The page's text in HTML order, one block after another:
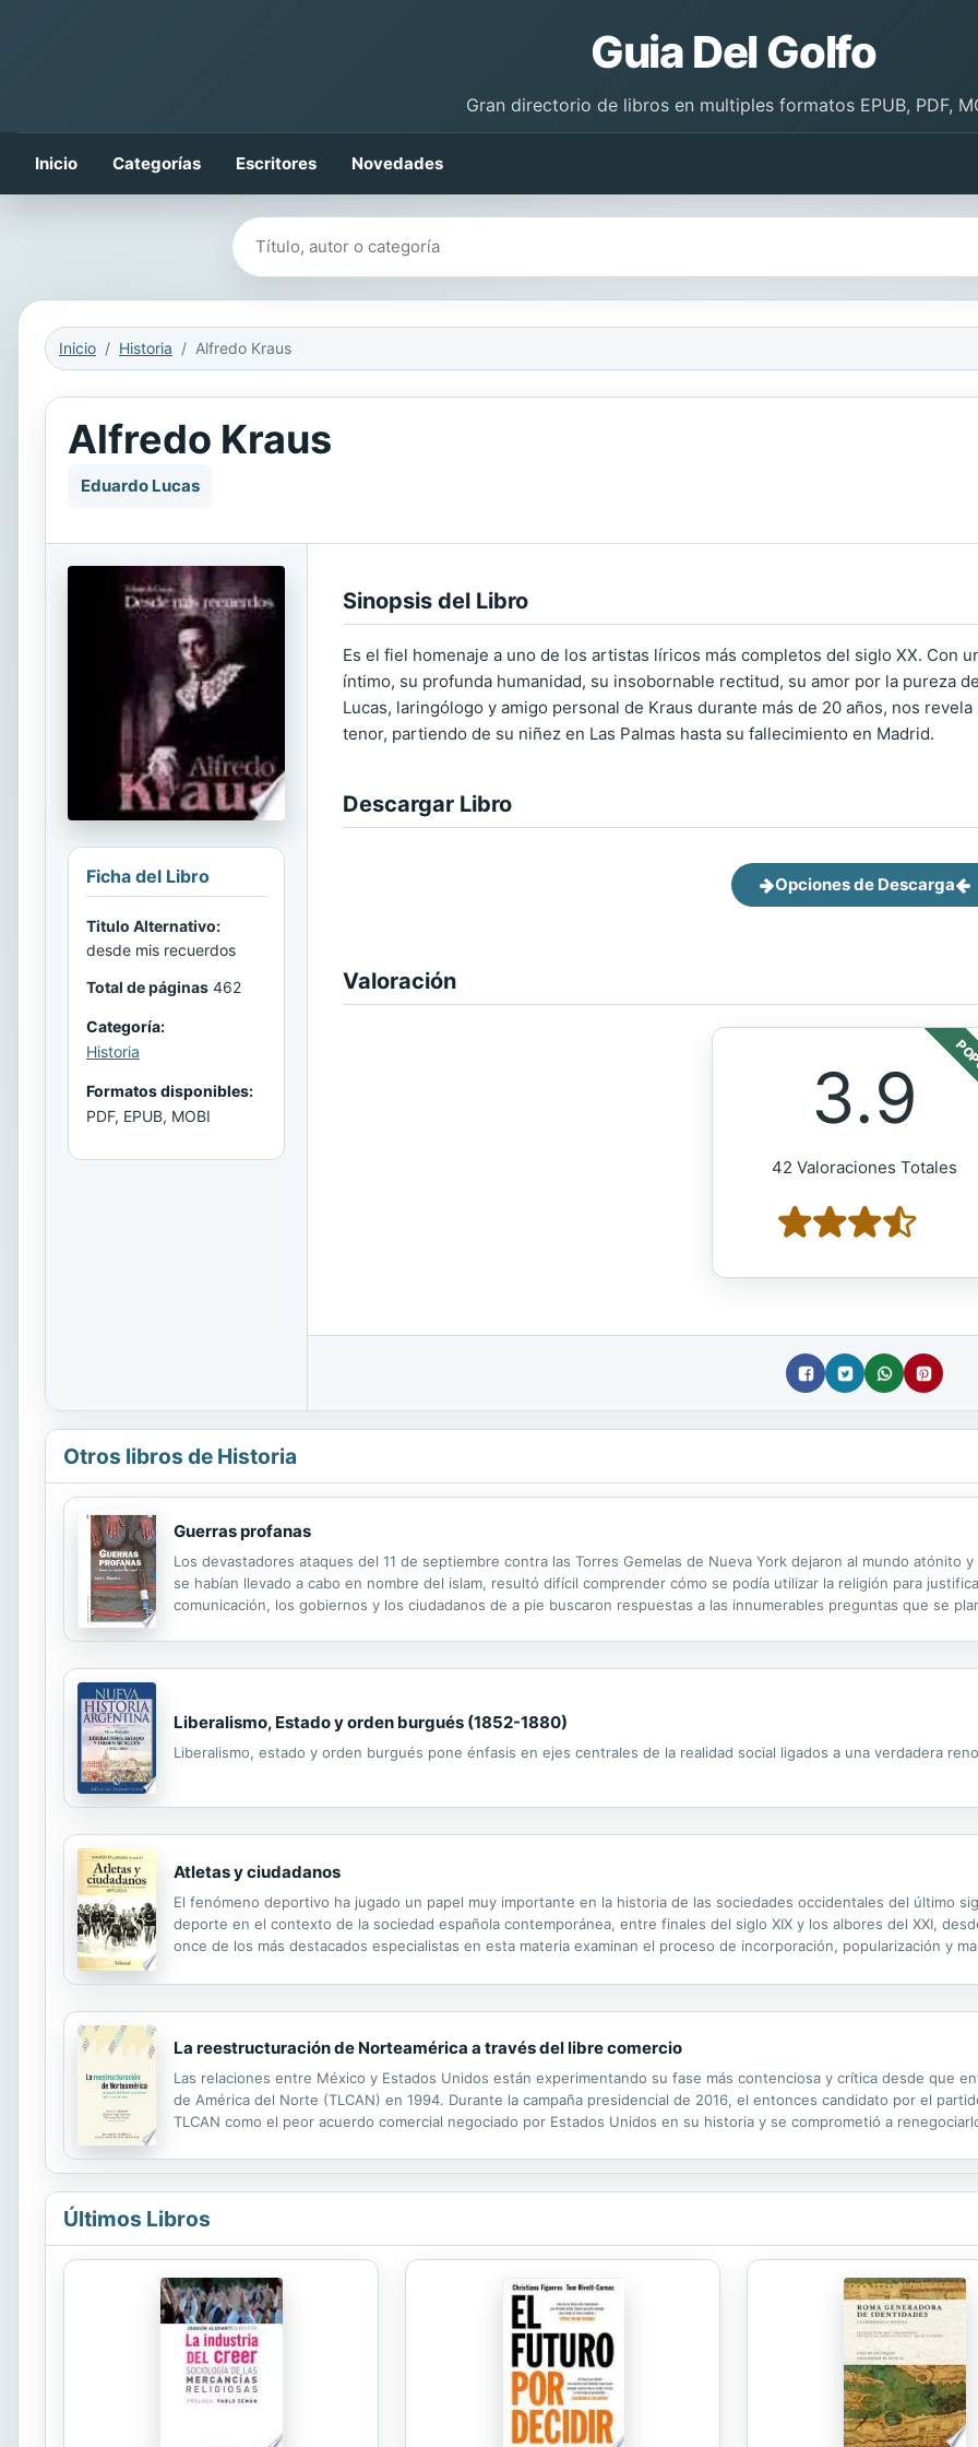
Guia Del Golfo
Gran directorio de libros en multiples formatos EPUB, PDF,
Inicio Categorías Escritores Novedades
Buscar libros
Inicio Historia Alfredo Kraus
Alfredo Kraus
Eduardo Lucas
Ficha del Libro
Titulo Alternativo:
desde mis recuerdos
Total de páginas 462
Categoría:
Historia
Formatos disponibles:
PDF, EPUB, MOBI
Sinopsis del Libro
Es el fiel homenaje a uno de los artistas líricos más completos del siglo XX. Con
íntimo, su profunda humanidad, su insobornable rectitud, su amor por la pureza
Lucas, laringólogo y amigo personal de Kraus durante más de 20 años, nos
tenor, partiendo de su niñez en Las Palmas hasta su fallecimiento en Madrid.
Descargar Libro
Opciones de Descarga
Valoración
3.9
42 Valoraciones Totales
Otros libros de Historia
Guerras profanas
Los devastadores ataques del 11 de septiembre contra las Torres Gemelas de Nueva York dejaron al mundo atónito
se habían llevado a cabo en nombre del islam, resultó difícil comprender cómo se podía utilizar la religión para
comunicación, los gobiernos y los ciudadanos de a pie buscaron respuestas a las innumerables preguntas que se
Liberalismo, Estado y orden burgués (1852-1880)
Liberalismo, estado y orden burgués pone énfasis en ejes centrales de la realidad social ligados a una verdadera
Atletas y ciudadanos
El fenómeno deportivo ha jugado un papel muy importante en la historia de las sociedades occidentales del último
deporte en el contexto de la sociedad española contemporánea, entre finales del siglo XIX y los albores del XXI,
once de los más destacados especialistas en esta materia examinan el proceso de incorporación, popularización y
La reestructuración de Norteamérica a través del libre comercio
Las relaciones entre México y Estados Unidos están experimentando su fase más contenciosa y crítica desde que
de América del Norte (TLCAN) en 1994. Durante la campaña presidencial de 2016, el entonces candidato por el
TLCAN como el peor acuerdo comercial negociado por Estados Unidos en su historia y se comprometió a
Últimos Libros